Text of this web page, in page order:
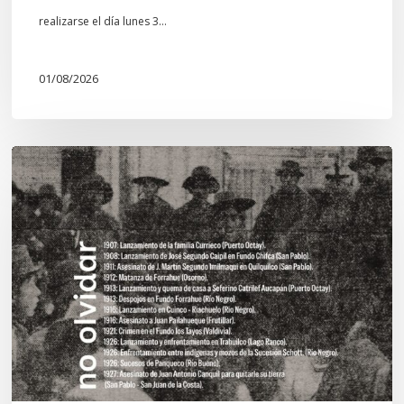
realizarse el día lunes 3…
01/08/2026
Chawrakawin:
Palimpsesto
explora
a
través
del
arte
las
tensiones